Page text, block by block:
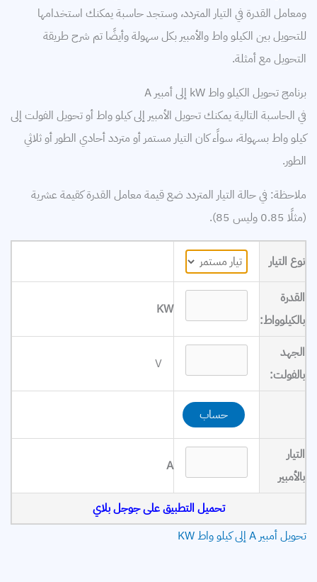
ومعامل القدرة في التيار المتردد، وستجد حاسبة يمكنك استخدامها
للتحويل بين الكيلو واط والأمبير بكل سهولة وأيضًا تم شرح طريقة
التحويل مع أمثلة.
برنامج تحويل الكيلو واط kW إلى أمبير A
في الحاسبة التالية يمكنك تحويل الأمبير إلى كيلو واط أو تحويل الفولت إلى
كيلو واط بسهولة، سواًء كان التيار مستمر أو متردد أحادي الطور أو ثلاثي
الطور.
ملاحظة: في حالة التيار المتردد ضع قيمة معامل القدرة كقيمة عشرية
(مثلًا 0.85 وليس 85).
نوع التيار
القدرة
بالكيلوواط:
KW
الجهد
بالفولت:
V
التيار
بالأمبير
A
تحميل التطبيق على جوجل بلاي
تحويل أمبير A إلى كيلو واط KW
محولات
إلكترونيات القدرة
توليد الكهرباء
كابلات